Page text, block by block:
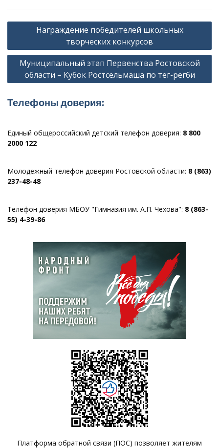
Навигация
записям
Награждение победителей школьных
творческих конкурсов
Муниципальный этап Первенства Ростовской
области – Кубок Ростсельмаша по тег-регби
Телефоны доверия:
Единый общероссийский детский телефон доверия: 8 800
2000 122
Молодежный телефон доверия Ростовской области: 8 (863)
237-48-48
Телефон доверия МБОУ "Гимназия им. А.П. Чехова": 8 (863-
55) 4-39-86
Платформа обратной связи (ПОС) позволяет жителям